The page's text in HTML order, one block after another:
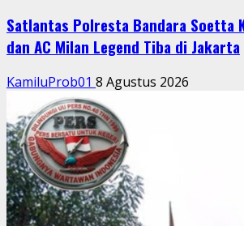
Satlantas Polresta Bandara Soetta
dan AC Milan Legend Tiba di Jakarta
KamiluProb01 8 Agustus 2026